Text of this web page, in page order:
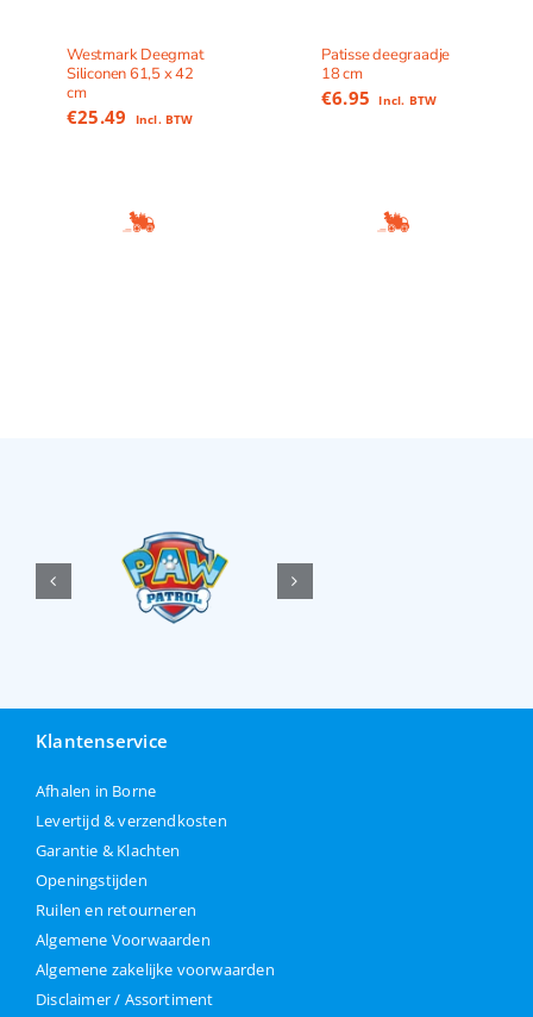
Westmark Deegmat
Siliconen 61,5 x 42
cm
€25.49 Incl. BTW
Patisse deegraadje
18 cm
€6.95 Incl. BTW
Klantenservice
Afhalen in Borne
Levertijd & verzendkosten
Garantie & Klachten
Openingstijden
Ruilen en retourneren
Algemene Voorwaarden
Algemene zakelijke voorwaarden
Disclaimer / Assortiment